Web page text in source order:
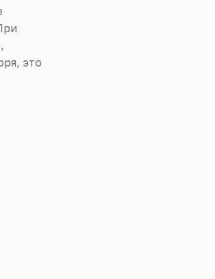
это